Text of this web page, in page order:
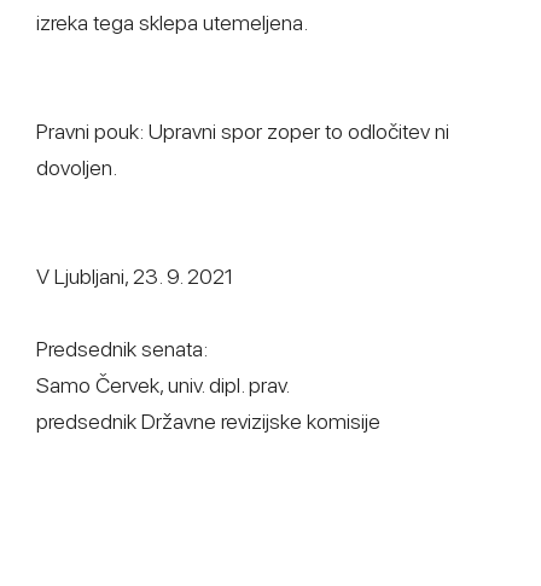
izreka tega sklepa utemeljena.
Pravni pouk: Upravni spor zoper to odločitev ni
dovoljen.
V Ljubljani, 23. 9. 2021
Predsednik senata:
Samo Červek, univ. dipl. prav.
predsednik Državne revizijske komisije